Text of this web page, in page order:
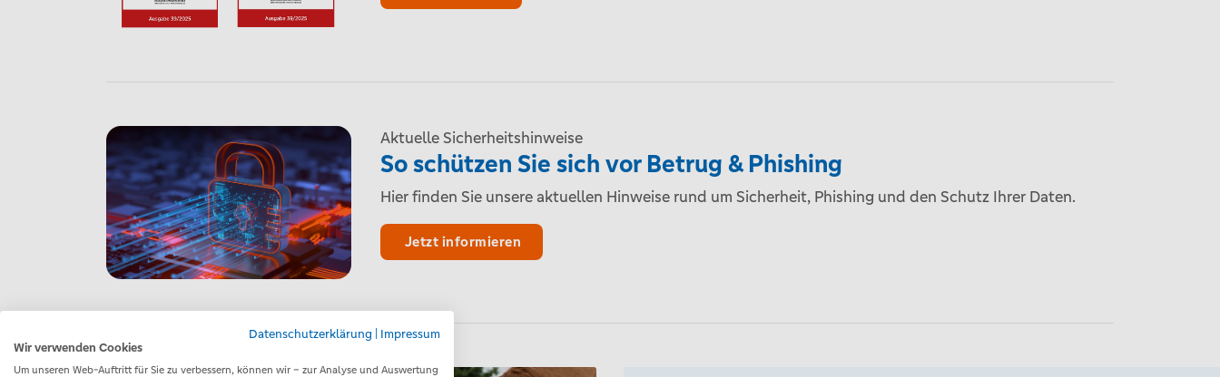
Aktuelle Sicherheitshinweise
So schützen Sie sich vor Betrug & Phishing
Hier finden Sie unsere aktuellen Hinweise rund um Sicherheit, Phishing und den Schutz Ihrer Daten.
Jetzt informieren
Datenschutzerklärung Impressum
Wir verwenden Cookies
Um unseren Web-Auftritt für Sie zu verbessern, können wir – zur Analyse und Auswertung